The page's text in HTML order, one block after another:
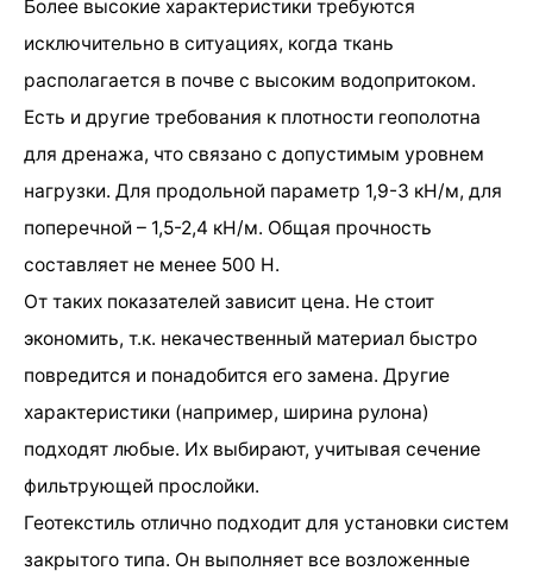
Более высокие характеристики требуются
исключительно в ситуациях, когда ткань
располагается в почве с высоким водопритоком.
Есть и другие требования к плотности геополотна
для дренажа, что связано с допустимым уровнем
нагрузки. Для продольной параметр 1,9-3 кН/м, для
поперечной – 1,5-2,4 кН/м. Общая прочность
составляет не менее 500 Н.
От таких показателей зависит цена. Не стоит
экономить, т.к. некачественный материал быстро
повредится и понадобится его замена. Другие
характеристики (например, ширина рулона)
подходят любые. Их выбирают, учитывая сечение
фильтрующей прослойки.
Геотекстиль отлично подходит для установки систем
закрытого типа. Он выполняет все возложенные